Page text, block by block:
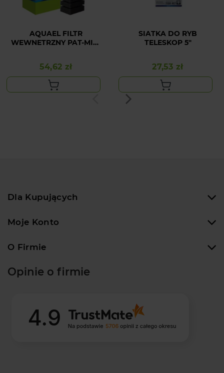
AQUAEL FILTR
WEWNETRZNY PAT-MINI
Cena
54,62 zł
SIATKA DO RYB
TELESKOP 5"
Cena
27,53 zł
Dla Kupujących
Moje Konto
O Firmie
Opinie o firmie